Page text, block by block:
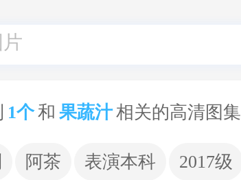
1个和 果蔬汁相关的高清图集
阿茶 表演本科 2017级